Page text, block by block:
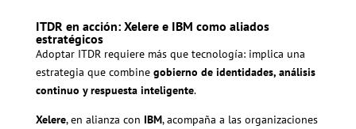
ITDR en acción: Xelere e IBM como aliados
estratégicos
Adoptar ITDR requiere más que tecnología: implica una
estrategia que combine gobierno de identidades, análisis
continuo y respuesta inteligente.
Xelere, en alianza con IBM, acompaña a las organizaciones